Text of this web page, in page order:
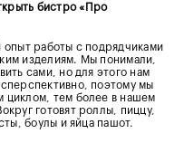
бистро «Про
опыт работы с подрядчиками
изделиям. Мы понимали,
сами, но для этого нам
поэтому мы
циклом, тем более в нашем
готовят роллы, пиццу,
боулы и яйца пашот.